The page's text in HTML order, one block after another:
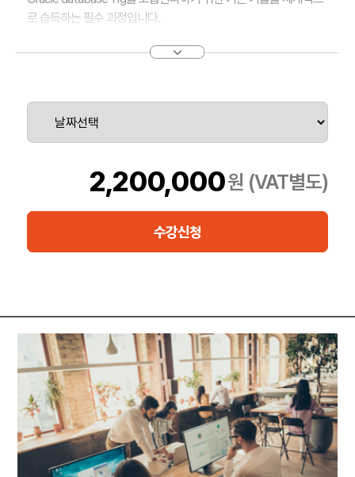
로 습득하는 필수 과정입니다.
본 과정에서는 오라클 데이터베이스를 다국어 응용 프로그램용으
데이터베이스 성능 모니터링 툴을 다루면서 공통 문제를 해결하고
성능을 개선하는 단계도
ASM(Automatic Storage Management)， VLDB 기능과 같은
데이터베이스 기술을 사용하여 효과적으로 관리하는 방법도 학습
합니다.
또한 VPD(Virtual Private Database)를 사용하여 데이터베이스
보안을 설정하고
2,200,000원 (VAT별도)
수강신청